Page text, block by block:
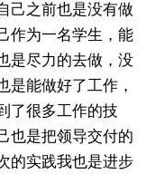
己之前也是没有做
作为一名学生，能
是尽力的去做，没
是能做好了工作，
了很多工作的技
也是把领导交付的
的实践我也是进步